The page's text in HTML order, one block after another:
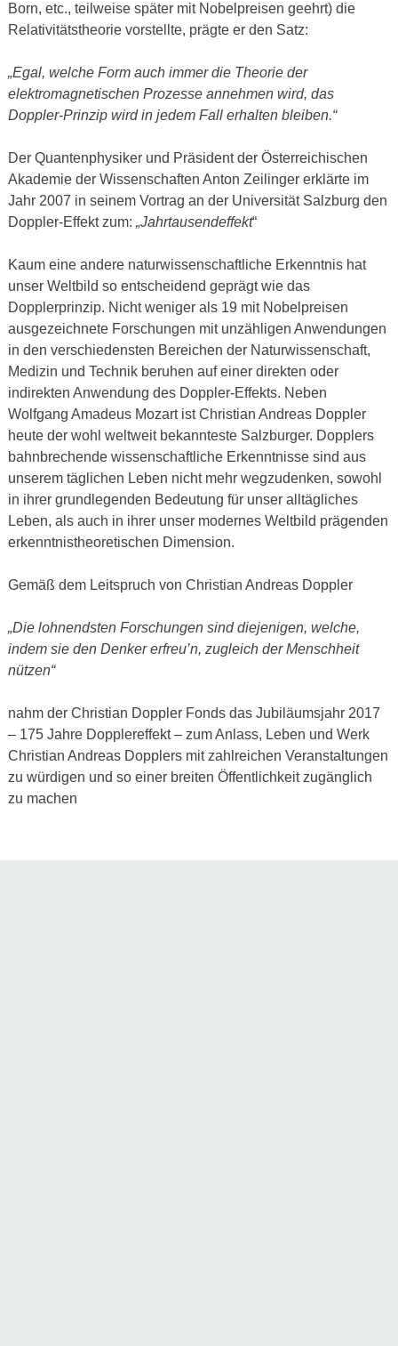
Born, etc., teilweise später mit Nobelpreisen geehrt) die
Relativitätstheorie vorstellte, prägte er den Satz:
„Egal, welche Form auch immer die Theorie der
elektromagnetischen Prozesse annehmen wird, das
Doppler-Prinzip wird in jedem Fall erhalten bleiben.“
Der Quantenphysiker und Präsident der Österreichischen
Akademie der Wissenschaften Anton Zeilinger erklärte im
Jahr 2007 in seinem Vortrag an der Universität Salzburg den
Doppler-Effekt zum: „Jahrtausendeffekt“
Kaum eine andere naturwissenschaftliche Erkenntnis hat
unser Weltbild so entscheidend geprägt wie das
Dopplerprinzip. Nicht weniger als 19 mit Nobelpreisen
ausgezeichnete Forschungen mit unzähligen Anwendungen
in den verschiedensten Bereichen der Naturwissenschaft,
Medizin und Technik beruhen auf einer direkten oder
indirekten Anwendung des Doppler-Effekts. Neben
Wolfgang Amadeus Mozart ist Christian Andreas Doppler
heute der wohl weltweit bekannteste Salzburger. Dopplers
bahnbrechende wissenschaftliche Erkenntnisse sind aus
unserem täglichen Leben nicht mehr wegzudenken, sowohl
in ihrer grundlegenden Bedeutung für unser alltägliches
Leben, als auch in ihrer unser modernes Weltbild prägenden
erkenntnistheoretischen Dimension.
Gemäß dem Leitspruch von Christian Andreas Doppler
„Die lohnendsten Forschungen sind diejenigen, welche,
indem sie den Denker erfreu’n, zugleich der Menschheit
nützen“
nahm der Christian Doppler Fonds das Jubiläumsjahr 2017
– 175 Jahre Dopplereffekt – zum Anlass, Leben und Werk
Christian Andreas Dopplers mit zahlreichen Veranstaltungen
zu würdigen und so einer breiten Öffentlichkeit zugänglich
zu machen